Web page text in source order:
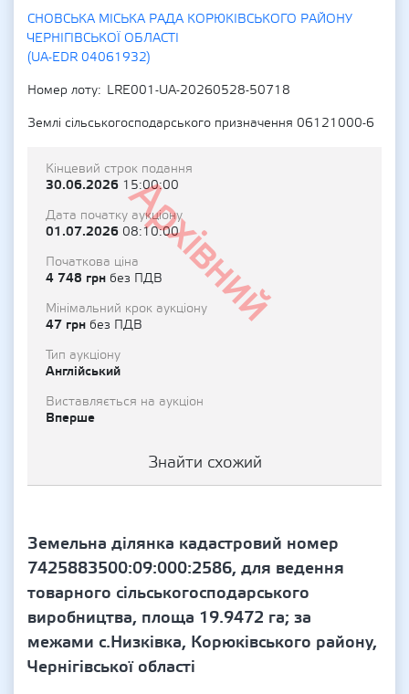
СНОВСЬКА МІСЬКА РАДА КОРЮКІВСЬКОГО РАЙОНУ
ЧЕРНІГІВСЬКОЇ ОБЛАСТІ
(UA-EDR 04061932)
Номер лоту
LRE001-UA-20260528-50718
Землі сільськогосподарського призначення 06121000-6
Архівний
Кінцевий строк подання
30.06.2026 15:00:00
Дата початку аукціону
01.07.2026 08:10:00
Початкова ціна
4 748 грн без ПДВ
Мінімальний крок аукціону
47 грн без ПДВ
Тип аукціону
Англійський
Виставляється на аукціон
Вперше
Знайти схожий
Земельна ділянка кадастровий номер
7425883500:09:000:2586, для ведення
товарного сільськогосподарського
виробництва, площа 19.9472 га; за
межами с.Низківка, Корюківського району,
Чернігівської області